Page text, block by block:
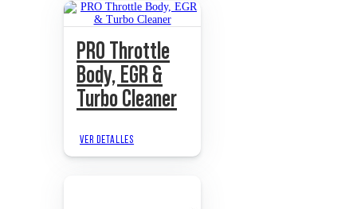
PRO Throttle
Body, EGR &
Turbo Cleaner
VER DETALLES